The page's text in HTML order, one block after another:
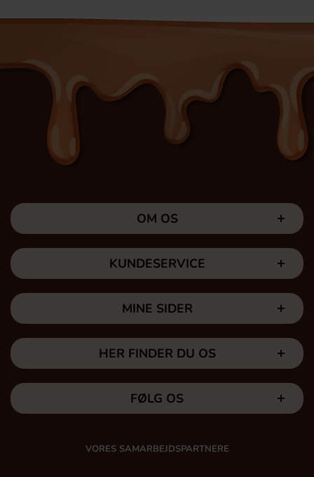
OM OS
KUNDESERVICE
MINE SIDER
HER FINDER DU OS
FØLG OS
VORES SAMARBEJDSPARTNERE